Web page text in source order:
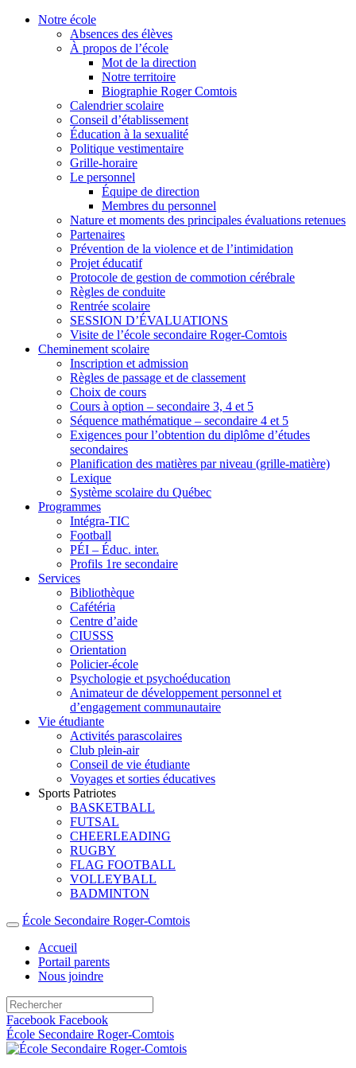
Notre école
Absences des élèves
À propos de l’école
Mot de la direction
Notre territoire
Biographie Roger Comtois
Calendrier scolaire
Conseil d’établissement
Éducation à la sexualité
Politique vestimentaire
Grille-horaire
Le personnel
Équipe de direction
Membres du personnel
Nature et moments des principales évaluations retenues
Partenaires
Prévention de la violence et de l’intimidation
Projet éducatif
Protocole de gestion de commotion cérébrale
Règles de conduite
Rentrée scolaire
SESSION D’ÉVALUATIONS
Visite de l’école secondaire Roger-Comtois
Cheminement scolaire
Inscription et admission
Règles de passage et de classement
Choix de cours
Cours à option – secondaire 3, 4 et 5
Séquence mathématique – secondaire 4 et 5
Exigences pour l’obtention du diplôme d’études
secondaires
Planification des matières par niveau (grille-matière)
Lexique
Système scolaire du Québec
Programmes
Intégra-TIC
Football
PÉI – Éduc. inter.
Profils 1re secondaire
Services
Bibliothèque
Cafétéria
Centre d’aide
CIUSSS
Orientation
Policier-école
Psychologie et psychoéducation
Animateur de développement personnel et
d’engagement communautaire
Vie étudiante
Activités parascolaires
Club plein-air
Conseil de vie étudiante
Voyages et sorties éducatives
Sports Patriotes
BASKETBALL
FUTSAL
CHEERLEADING
RUGBY
FLAG FOOTBALL
VOLLEYBALL
BADMINTON
École Secondaire Roger-Comtois
Accueil
Portail parents
Nous joindre
Facebook Facebook
École Secondaire Roger-Comtois